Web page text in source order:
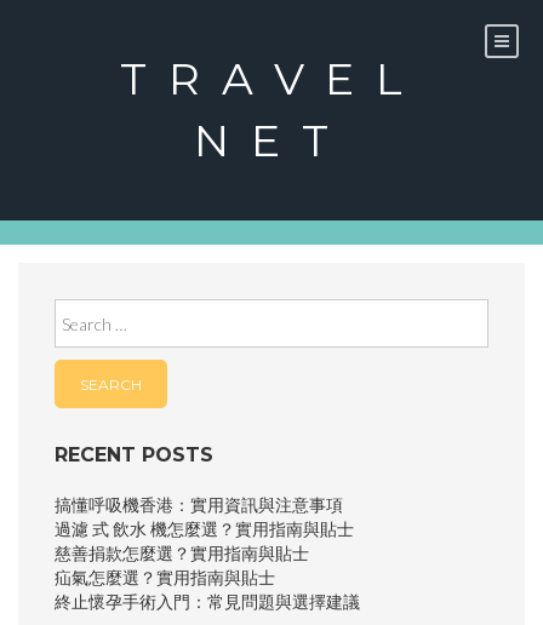
TRAVEL
NET
for:
RECENT POSTS
搞懂呼吸機香港：實用資訊與注意事項
過濾 式 飲水 機怎麼選？實用指南與貼士
慈善捐款怎麼選？實用指南與貼士
疝氣怎麼選？實用指南與貼士
終止懷孕手術入門：常見問題與選擇建議